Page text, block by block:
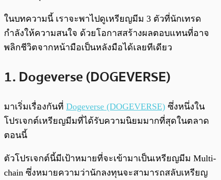
ในบทความนี้ เราจะพาไปดูเหรียญมีม 3 ตัวที่นักเทรด
กำลังให้ความสนใจ ด้วยโอกาสสร้างผลตอบแทนที่อาจ
พลิกชีวิตจากหน้ามือเป็นหลังมือได้เลยทีเดียว
1. Dogeverse (DOGEVERSE)
มาเริ่มเรื่องกันที่ Dogeverse (DOGEVERSE) ซึ่งหนึ่งใน
โปรเจกต์เหรียญมีมที่ได้รับความนิยมมากที่สุดในตลาด
ตอนนี้
ตัวโปรเจกต์นี้มีเป้าหมายที่จะเข้ามาเป็นเหรียญมีม Multi-
chain ซึ่งหมายความว่านักลงทุนจะสามารถสลับเหรียญ